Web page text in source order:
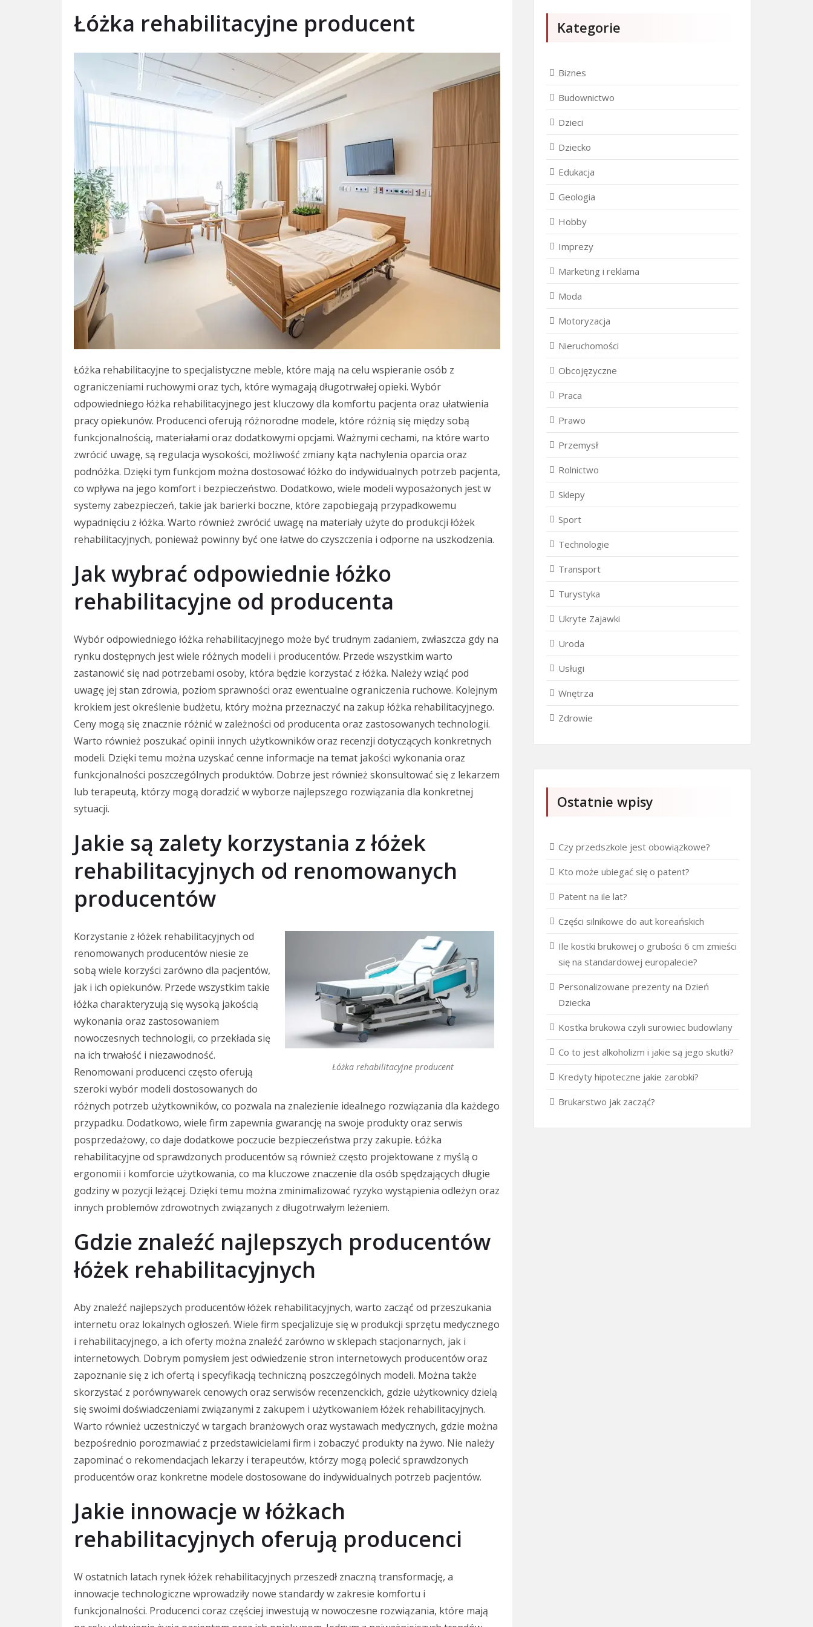
Łóżka rehabilitacyjne producent
Łóżka rehabilitacyjne to specjalistyczne meble, które mają na celu wspieranie osób z
ograniczeniami ruchowymi oraz tych, które wymagają długotrwałej opieki. Wybór
odpowiedniego łóżka rehabilitacyjnego jest kluczowy dla komfortu pacjenta oraz ułatwienia
pracy opiekunów. Producenci oferują różnorodne modele, które różnią się między sobą
funkcjonalnością, materiałami oraz dodatkowymi opcjami. Ważnymi cechami, na które warto
zwrócić uwagę, są regulacja wysokości, możliwość zmiany kąta nachylenia oparcia oraz
podnóżka. Dzięki tym funkcjom można dostosować łóżko do indywidualnych potrzeb pacjenta,
co wpływa na jego komfort i bezpieczeństwo. Dodatkowo, wiele modeli wyposażonych jest w
systemy zabezpieczeń, takie jak barierki boczne, które zapobiegają przypadkowemu
wypadnięciu z łóżka. Warto również zwrócić uwagę na materiały użyte do produkcji łóżek
rehabilitacyjnych, ponieważ powinny być one łatwe do czyszczenia i odporne na uszkodzenia.
Jak wybrać odpowiednie łóżko
rehabilitacyjne od producenta
Wybór odpowiedniego łóżka rehabilitacyjnego może być trudnym zadaniem, zwłaszcza gdy na
rynku dostępnych jest wiele różnych modeli i producentów. Przede wszystkim warto
zastanowić się nad potrzebami osoby, która będzie korzystać z łóżka. Należy wziąć pod
uwagę jej stan zdrowia, poziom sprawności oraz ewentualne ograniczenia ruchowe. Kolejnym
krokiem jest określenie budżetu, który można przeznaczyć na zakup łóżka rehabilitacyjnego.
Ceny mogą się znacznie różnić w zależności od producenta oraz zastosowanych technologii.
Warto również poszukać opinii innych użytkowników oraz recenzji dotyczących konkretnych
modeli. Dzięki temu można uzyskać cenne informacje na temat jakości wykonania oraz
funkcjonalności poszczególnych produktów. Dobrze jest również skonsultować się z lekarzem
lub terapeutą, którzy mogą doradzić w wyborze najlepszego rozwiązania dla konkretnej
sytuacji.
Jakie są zalety korzystania z łóżek
rehabilitacyjnych od renomowanych
producentów
Łóżka rehabilitacyjne producent
Korzystanie z łóżek rehabilitacyjnych od
renomowanych producentów niesie ze
sobą wiele korzyści zarówno dla pacjentów,
jak i ich opiekunów. Przede wszystkim takie
łóżka charakteryzują się wysoką jakością
wykonania oraz zastosowaniem
nowoczesnych technologii, co przekłada się
na ich trwałość i niezawodność.
Renomowani producenci często oferują
szeroki wybór modeli dostosowanych do
różnych potrzeb użytkowników, co pozwala na znalezienie idealnego rozwiązania dla każdego
przypadku. Dodatkowo, wiele firm zapewnia gwarancję na swoje produkty oraz serwis
posprzedażowy, co daje dodatkowe poczucie bezpieczeństwa przy zakupie. Łóżka
rehabilitacyjne od sprawdzonych producentów są również często projektowane z myślą o
ergonomii i komforcie użytkowania, co ma kluczowe znaczenie dla osób spędzających długie
godziny w pozycji leżącej. Dzięki temu można zminimalizować ryzyko wystąpienia odleżyn oraz
innych problemów zdrowotnych związanych z długotrwałym leżeniem.
Gdzie znaleźć najlepszych producentów
łóżek rehabilitacyjnych
Aby znaleźć najlepszych producentów łóżek rehabilitacyjnych, warto zacząć od przeszukania
internetu oraz lokalnych ogłoszeń. Wiele firm specjalizuje się w produkcji sprzętu medycznego
i rehabilitacyjnego, a ich oferty można znaleźć zarówno w sklepach stacjonarnych, jak i
internetowych. Dobrym pomysłem jest odwiedzenie stron internetowych producentów oraz
zapoznanie się z ich ofertą i specyfikacją techniczną poszczególnych modeli. Można także
skorzystać z porównywarek cenowych oraz serwisów recenzenckich, gdzie użytkownicy dzielą
się swoimi doświadczeniami związanymi z zakupem i użytkowaniem łóżek rehabilitacyjnych.
Warto również uczestniczyć w targach branżowych oraz wystawach medycznych, gdzie można
bezpośrednio porozmawiać z przedstawicielami firm i zobaczyć produkty na żywo. Nie należy
zapominać o rekomendacjach lekarzy i terapeutów, którzy mogą polecić sprawdzonych
producentów oraz konkretne modele dostosowane do indywidualnych potrzeb pacjentów.
Jakie innowacje w łóżkach
rehabilitacyjnych oferują producenci
W ostatnich latach rynek łóżek rehabilitacyjnych przeszedł znaczną transformację, a
innowacje technologiczne wprowadziły nowe standardy w zakresie komfortu i
funkcjonalności. Producenci coraz częściej inwestują w nowoczesne rozwiązania, które mają
Kategorie
Biznes
Budownictwo
Dzieci
Dziecko
Edukacja
Geologia
Hobby
Imprezy
Marketing i reklama
Moda
Motoryzacja
Nieruchomości
Obcojęzyczne
Praca
Prawo
Przemysł
Rolnictwo
Sklepy
Sport
Technologie
Transport
Turystyka
Ukryte Zajawki
Uroda
Usługi
Wnętrza
Zdrowie
Ostatnie wpisy
Czy przedszkole jest obowiązkowe?
Kto może ubiegać się o patent?
Patent na ile lat?
Części silnikowe do aut koreańskich
Ile kostki brukowej o grubości 6 cm zmieści
się na standardowej europalecie?
Personalizowane prezenty na Dzień
Dziecka
Kostka brukowa czyli surowiec budowlany
Co to jest alkoholizm i jakie są jego skutki?
Kredyty hipoteczne jakie zarobki?
Brukarstwo jak zacząć?